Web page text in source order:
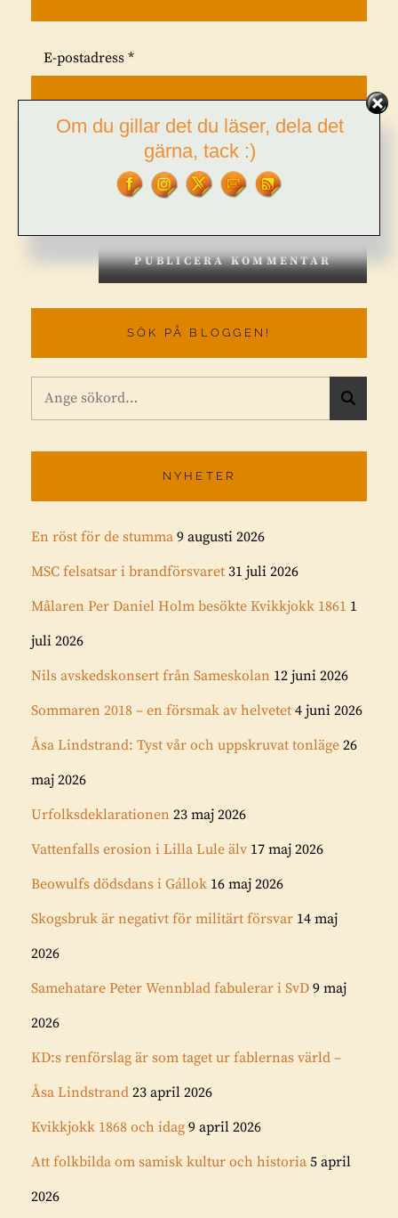
E-postadress *
SÖK PÅ BLOGGEN!
efter:
NYHETER
En röst för de stumma 9 augusti 2026
MSC felsatsar i brandförsvaret 31 juli 2026
Målaren Per Daniel Holm besökte Kvikkjokk 1861 1
juli 2026
Nils avskedskonsert från Sameskolan 12 juni 2026
Sommaren 2018 – en försmak av helvetet 4 juni 2026
Åsa Lindstrand: Tyst vår och uppskruvat tonläge 26
maj 2026
Urfolksdeklarationen 23 maj 2026
Vattenfalls erosion i Lilla Lule älv 17 maj 2026
Beowulfs dödsdans i Gállok 16 maj 2026
Skogsbruk är negativt för militärt försvar 14 maj
2026
Samehatare Peter Wennblad fabulerar i SvD 9 maj
2026
KD:s renförslag är som taget ur fablernas värld –
Åsa Lindstrand 23 april 2026
Kvikkjokk 1868 och idag 9 april 2026
Att folkbilda om samisk kultur och historia 5 april
2026
Om du gillar det du läser, dela det
gärna, tack :)